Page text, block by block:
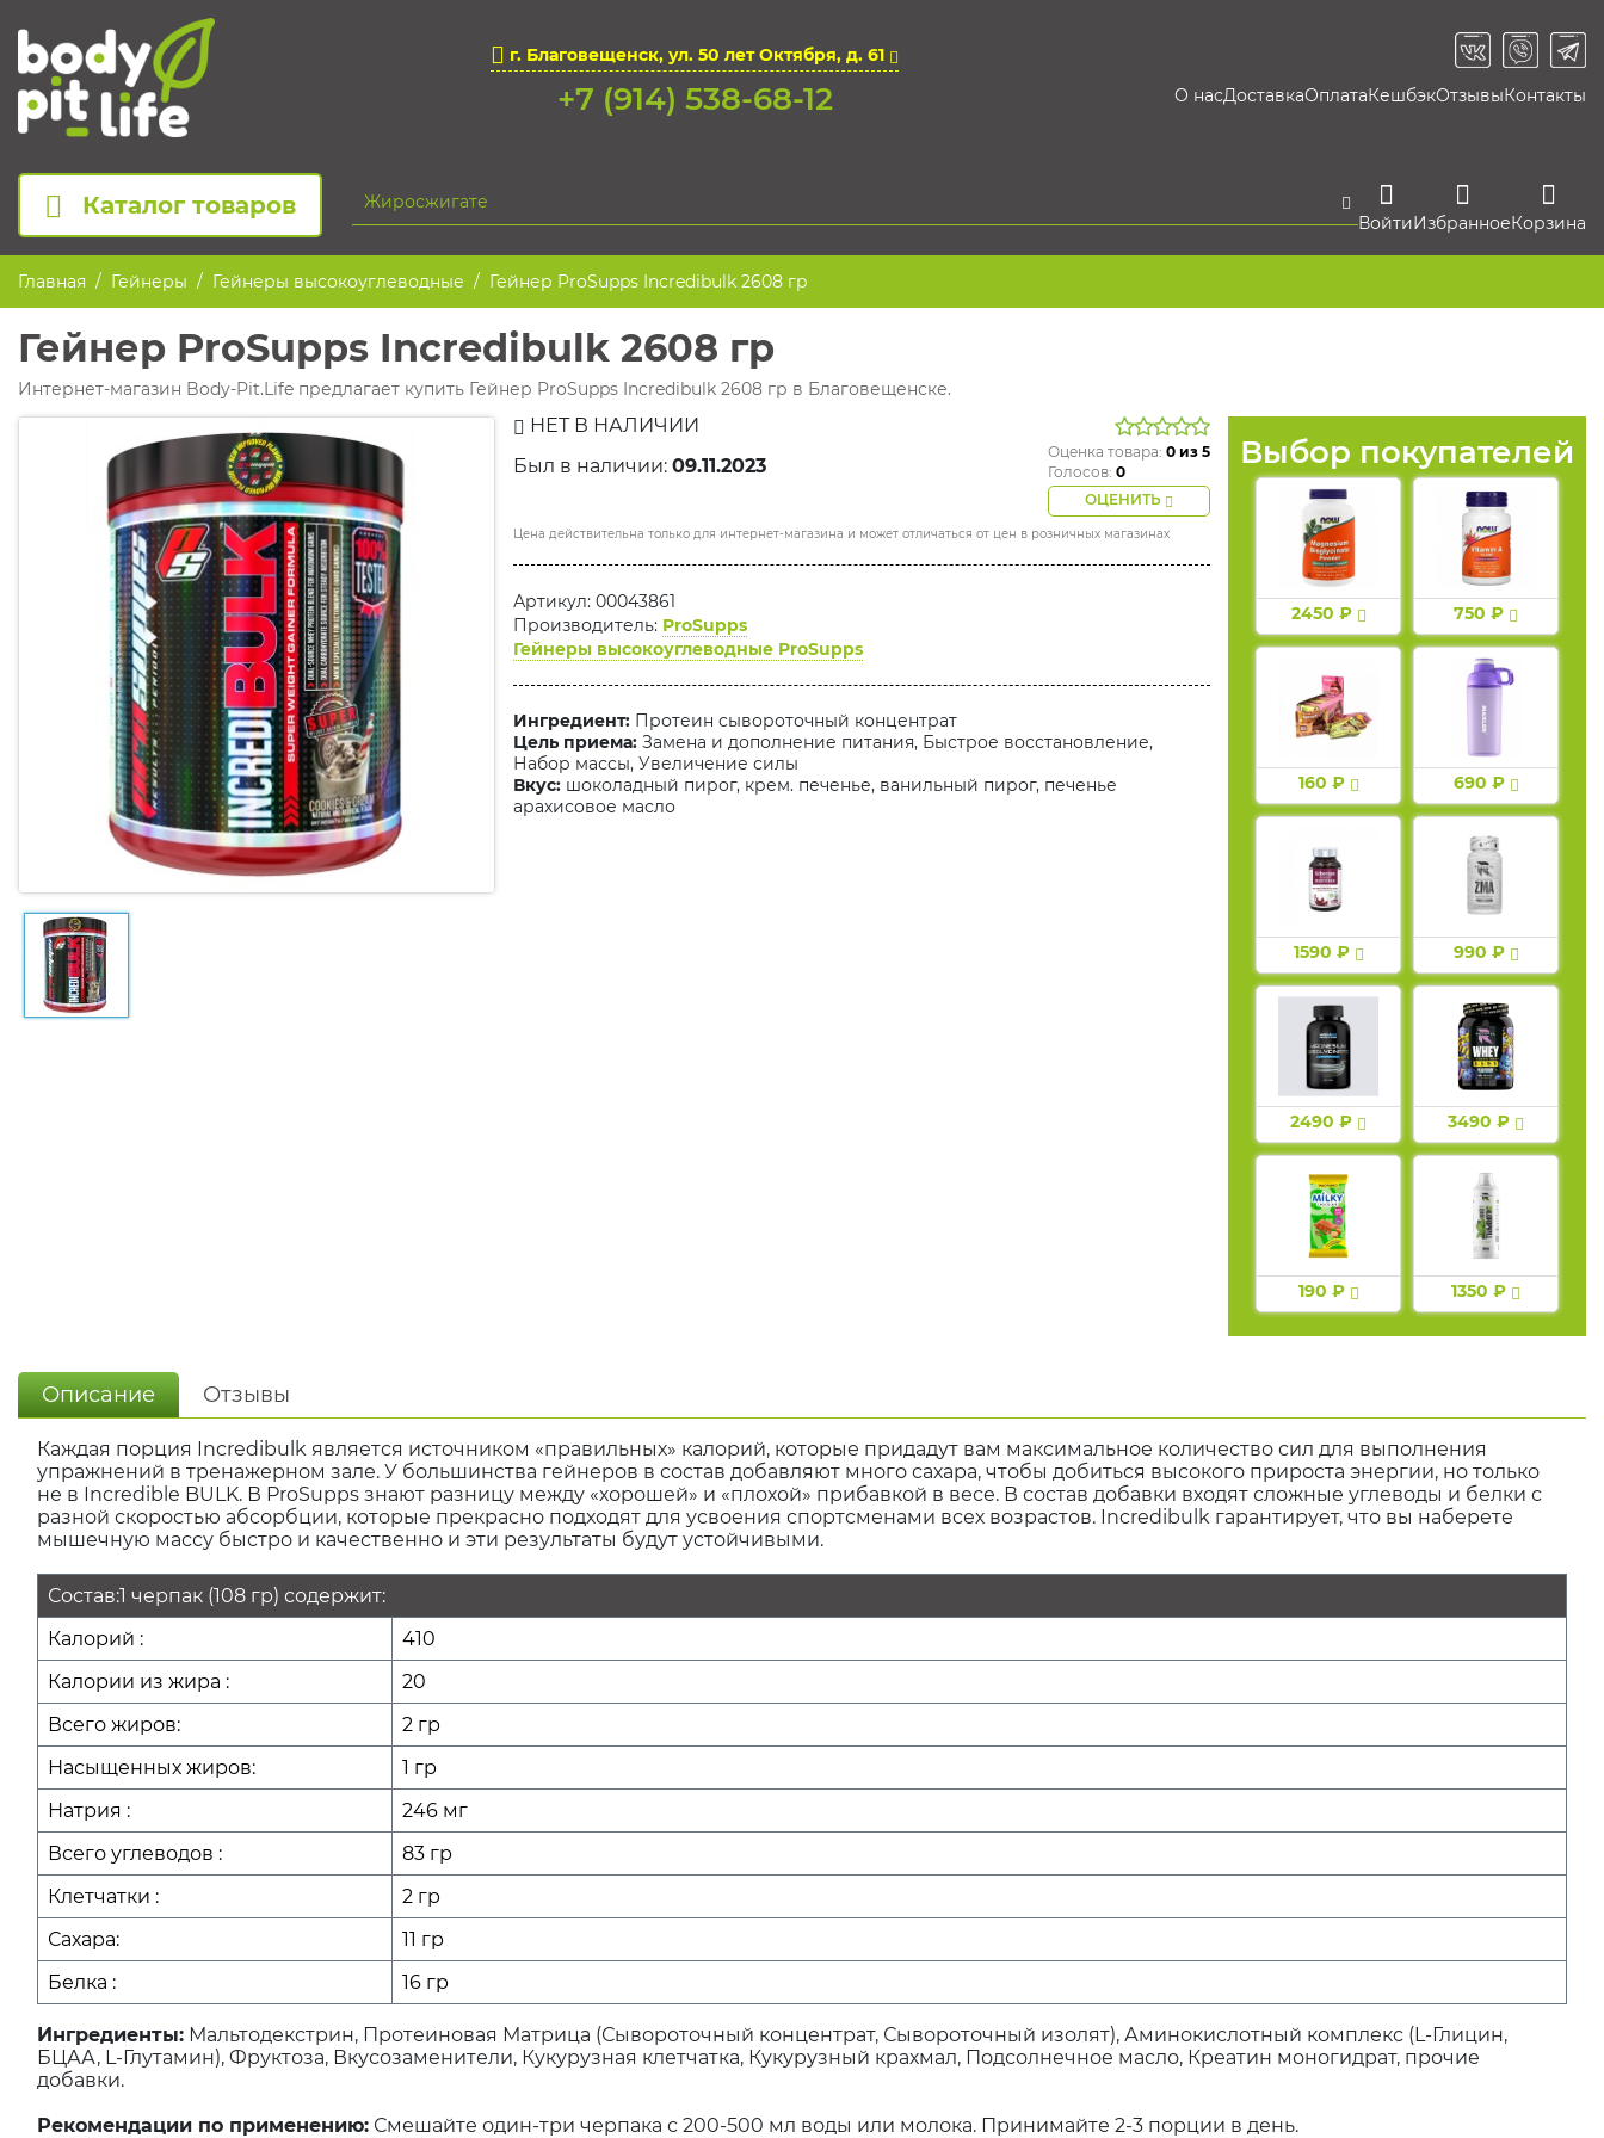
г. Благовещенск, ул. 50 лет Октября, д. 61
+7 (914) 538-68-12 О насДоставкаОплатаКешбэкОтзывыКонтакты
Каталог товаров
ВойтиИзбранноеКорзина
Главная Гейнеры Гейнеры высокоуглеводные Гейнер ProSupps Incredibulk 2608 гр
Гейнер ProSupps Incredibulk 2608 гр
Интернет-магазин Body-Pit.Life предлагает купить Гейнер ProSupps Incredibulk 2608 гр в Благовещенске.
НЕТ В НАЛИЧИИ
Был в наличии: 09.11.2023
Оценка товара: 0 из 5
Голосов: 0
ОЦЕНИТЬ
Цена действительна только для интернет-магазина и может отличаться от цен в розничных магазинах
Артикул: 00043861
Производитель: ProSupps
Гейнеры высокоуглеводные ProSupps
Ингредиент: Протеин сывороточный концентрат
Цель приема: Замена и дополнение питания, Быстрое восстановление,
Набор массы, Увеличение силы
Вкус: шоколадный пирог, крем. печенье, ванильный пирог, печенье
арахисовое масло
Выбор покупателей
2450 ₽ 750 ₽
160 ₽ 690 ₽
1590 ₽ 990 ₽
2490 ₽ 3490 ₽
190 ₽ 1350 ₽
Описание Отзывы
Каждая порция Incredibulk является источником «правильных» калорий, которые придадут вам максимальное количество сил для выполнения
упражнений в тренажерном зале. У большинства гейнеров в состав добавляют много сахара, чтобы добиться высокого прироста энергии, но только
не в Incredible BULK. В ProSupps знают разницу между «хорошей» и «плохой» прибавкой в весе. В состав добавки входят сложные углеводы и белки с
разной скоростью абсорбции, которые прекрасно подходят для усвоения спортсменами всех возрастов. Incredibulk гарантирует, что вы наберете
мышечную массу быстро и качественно и эти результаты будут устойчивыми.
Состав:1 черпак (108 гр) содержит:
Калорий :
410
Калории из жира :
20
Всего жиров:
2 гр
Насыщенных жиров:
1 гр
Натрия :
246 мг
Всего углеводов :
83 гр
Клетчатки :
2 гр
Сахара:
11 гр
Белка :
16 гр
Ингредиенты: Мальтодекстрин, Протеиновая Матрица (Сывороточный концентрат, Сывороточный изолят), Аминокислотный комплекс (L-Глицин,
БЦАА, L-Глутамин), Фруктоза, Вкусозаменители, Кукурузная клетчатка, Кукурузный крахмал, Подсолнечное масло, Креатин моногидрат, прочие
добавки.
Рекомендации по применению: Смешайте один-три черпака с 200-500 мл воды или молока. Принимайте 2-3 порции в день.